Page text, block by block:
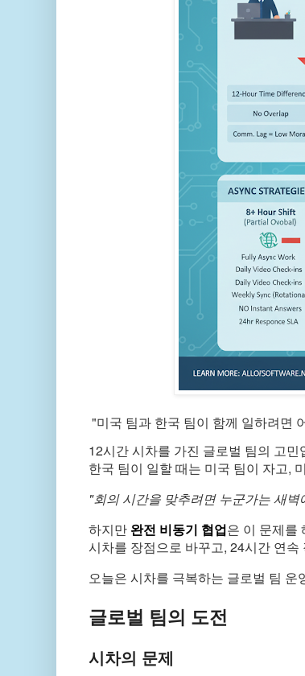
"미국 팀과 한국 팀이 함께 일하려면
12시간 시차를 가진 글로벌 팀의 고민
한국 팀이 일할 때는 미국 팀이 자고,
"회의 시간을 맞추려면 누군가는 새벽
하지만 완전 비동기 협업은 이 문제를
시차를 장점으로 바꾸고, 24시간 연
오늘은 시차를 극복하는 글로벌 팀 운
글로벌 팀의 도전
시차의 문제